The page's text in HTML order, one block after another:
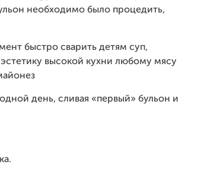
необходимо было процедить,
быстро сварить детям суп,
высокой кухни любому мясу
день, сливая «первый» бульон и